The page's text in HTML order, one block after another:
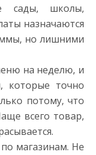
сады, школы,
назначаются
но лишними
на неделю, и
которые точно
потому, что
всего товар,
магазинам. Не